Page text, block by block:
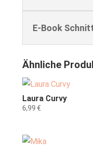
E-Book
Ähnliche
Laura Curvy
6,99 €